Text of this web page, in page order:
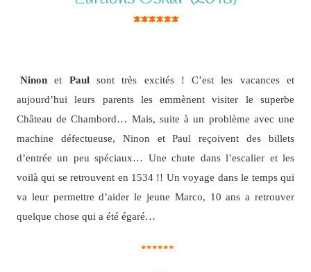
******
Ninonet Paulsont très excités ! C’est les vacances et
aujourd’hui leurs parents les emmènent visiter le superbe
Château de Chambord… Mais, suite à un problème avec une
machine défectueuse, Ninon et Paul reçoivent des billets
d’entrée un peu spéciaux… Une chute dans l’escalier et les
voilà qui se retrouvent en 1534 !! Un voyage dans le temps qui
va leur permettre d’aider le jeune Marco, 10 ans a retrouver
quelque chose qui a été égaré…
******